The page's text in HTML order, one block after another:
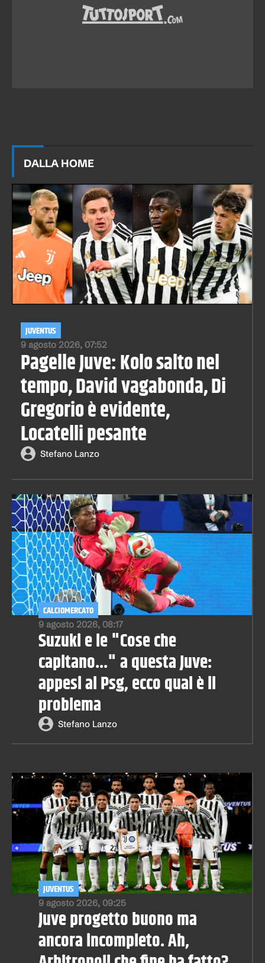
DALLA HOME
9 agosto 2026, 07:52
JUVENTUS
Pagelle Juve: Kolo salto nel
tempo, David vagabonda, Di
Gregorio è evidente,
Locatelli pesante
Stefano Lanzo
9 agosto 2026, 08:17
CALCIOMERCATO
Suzuki e le "Cose che
capitano..." a questa Juve:
appesi al Psg, ecco qual è il
problema
Stefano Lanzo
9 agosto 2026, 09:25
JUVENTUS
Juve progetto buono ma
ancora incompleto. Ah,